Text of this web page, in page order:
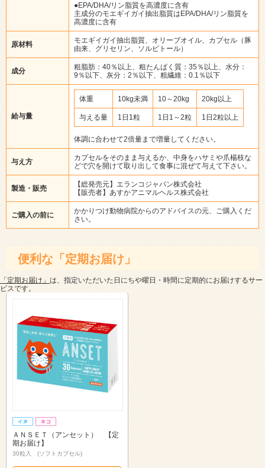
●EPA/DHA/リン脂質を高濃度に含有
主成分のモエギイガイ抽出脂質はEPA/DHA/リン脂質を
高濃度に含有
原材料
モエギイガイ抽出脂質、オリーブオイル、カプセル（豚
由来、グリセリン、ソルビトール）
成分
粗脂肪：40％以上、粗たんぱく質：35％以上、水分：
9％以下、灰分：2％以下、粗繊維：0.1％以下
給与量
体重 10kg未満 10～20kg 20kg以上
与える量 1日1粒 1日1～2粒 1日2粒以上
体調に合わせて2倍量まで増量してください。
与え方
カプセルをそのまま与えるか、中身をハサミや爪楊枝な
どで穴を開けて取り出して食事に混ぜて与えて下さい。
製造・販売
【総発売元】エランコジャパン株式会社
【販売者】あすかアニマルヘルス株式会社
ご購入の前に
かかりつけ動物病院からのアドバイスの元、ご購入くだ
さい。
便利な「定期お届け」
「定期お届け」 は、指定いただいた日にちや曜日・時間に定期的にお届けするサー
ビスです。
ＡＮＳＥＴ（アンセット） 【定
期お届け】
30粒入 (ソフトカプセル)